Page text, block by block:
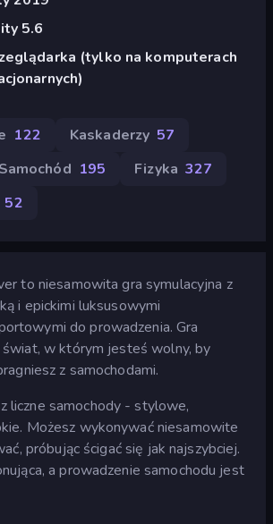
5.6
(tylko na komputerach
122 Kaskaderzy 57
Samochód 195 Fizyka 327
52
to niesamowita gra symulacyjna z
i epickimi luksusowymi
do prowadzenia. Gra
w którym jesteś wolny, by
z samochodami.
liczne samochody - stylowe,
Możesz wykonywać niesamowite
próbując ścigać się jak najszybciej.
a prowadzenie samochodu jest